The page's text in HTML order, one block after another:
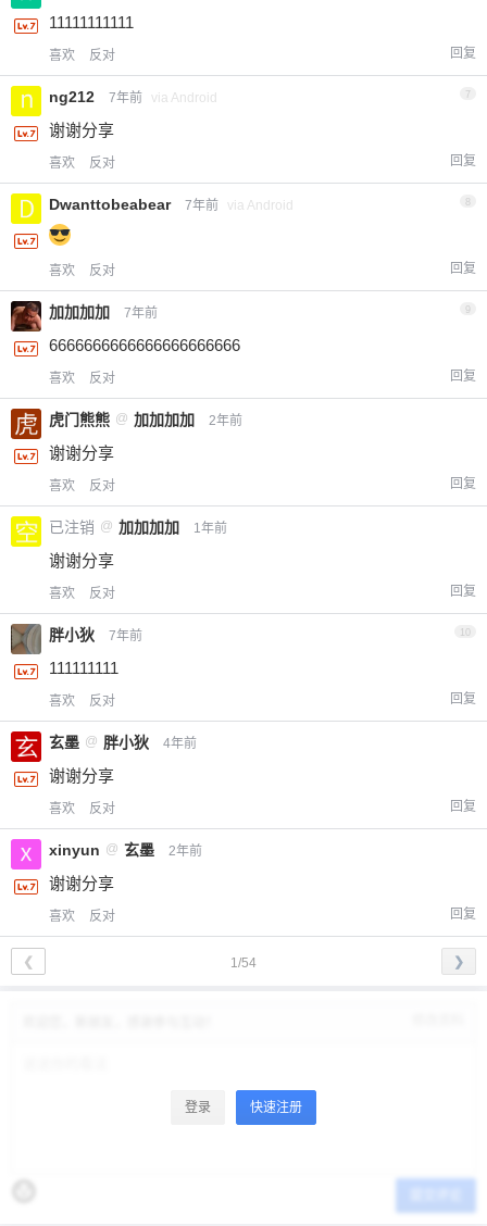
11111111111
喜欢 反对 回复
ng212 7年前 via Android 7
谢谢分享
喜欢 反对 回复
Dwanttobeabear 7年前 via Android
喜欢 反对 回复
加加加加 7年前 9
6666666666666666666666
喜欢 反对 回复
虎门熊熊 @ 加加加加 2年前
谢谢分享
喜欢 反对 回复
已注销 @ 加加加加 1年前
谢谢分享
喜欢 反对 回复
胖小狄 7年前 10
111111111
喜欢 反对 回复
玄墨 @ 胖小狄 4年前
谢谢分享
喜欢 反对 回复
xinyun @ 玄墨 2年前
谢谢分享
喜欢 反对 回复
1/54
❮ ❯
登录 快速注册